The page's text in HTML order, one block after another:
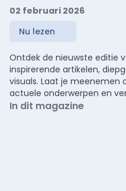
02 februari 2026
Nu lezen
Ontdek de nieuwste editie
inspirerende artikelen,
visuals. Laat je meenemen
actuele onderwerpen en
In dit magazine